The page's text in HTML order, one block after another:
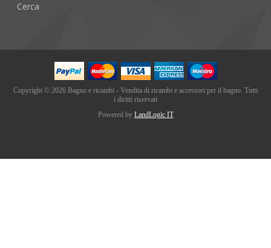
Cerca
Copyright © 2026 Bagno e ricambi - Vendita di ricambi e accessori per il bagno. Tutti
i diritti riservati
Powered by LandLogic IT